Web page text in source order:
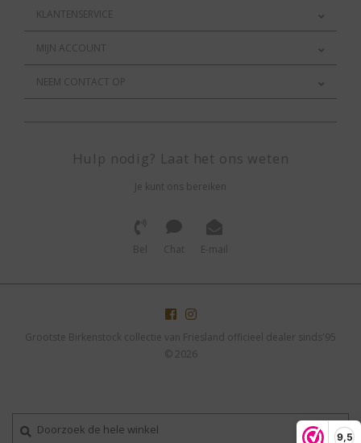
9,5
KLANTENSERVICE
MIJN ACCOUNT
NEEM CONTACT OP
Hulp nodig? Laat het ons weten
Je kunt ons bereiken
Bel Chat E-mail
Grootste Birkenstock collectie van Friesland officieel dealer sinds'95
© 2026